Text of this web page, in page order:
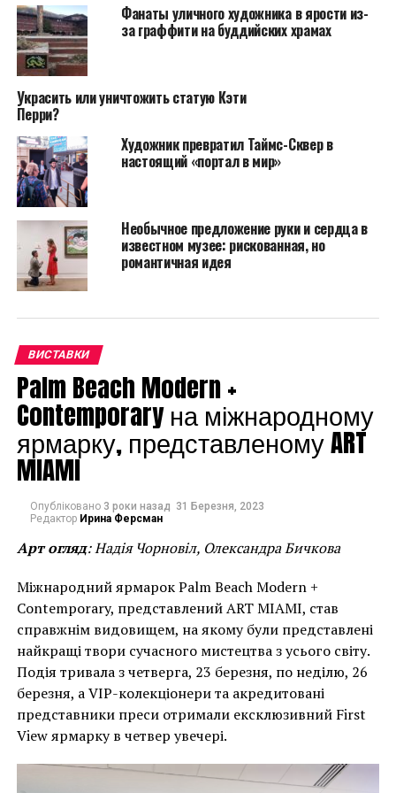
яркие горошины. Две комнаты «Infinity Mirror»
будут установлены и в галерее «Челси».
Известные в Instagram комнаты бесконечности,
вероятно, станут звездой двойных шоу, поэтому
ожидайте, что стены ваших друзей в социальных
сетях будут заполнены сотнями фотографий с
выставки. Полностью интерактивные,
всеохватывающие комнаты покрыты зеркалами со
просмотра только через глазок, в то время как
изнутри. Акценты, такие как шарики из
нержавеющей стали, подвешенные к потолку и
разбросанные по полу, создают ощущение
бесконечности.
Фанаты уличного художника в ярости из-
за граффити на буддийских храмах
Украсить или уничтожить статую Кэти
Перри?
Художник превратил Таймс-Сквер в
настоящий «портал в мир»
Необычное предложение руки и сердца в
известном музее: рискованная, но
романтичная идея
ВИСТАВКИ
Palm Beach Modern +
Contemporary на міжнародному
ярмарку, представленому ART
MIAMI
Опубліковано 3 роки назад 31 Березня, 2023
Редактор Ирина Ферсман
Арт огляд: Надія Чорновіл, Олександра Бичкова
Міжнародний ярмарок Palm Beach Modern +
Contemporary, представлений ART MIAMI, став
справжнім видовищем, на якому були представлені
найкращі твори сучасного мистецтва з усього світу.
Подія тривала з четверга, 23 березня, по неділю, 26
березня, а VIP-колекціонери та акредитовані
представники преси отримали ексклюзивний First
View ярмарку в четвер увечері.